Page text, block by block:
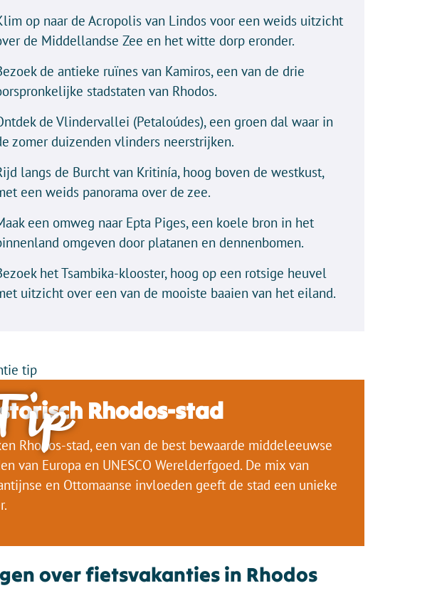
op naar de Acropolis van Lindos voor een weids uitzicht
de Middellandse Zee en het witte dorp eronder.
de antieke ruïnes van Kamiros, een van de drie
stadstaten van Rhodos.
de Vlindervallei (Petaloúdes), een groen dal waar in
zomer duizenden vlinders neerstrijken.
langs de Burcht van Kritinía, hoog boven de westkust,
een weids panorama over de zee.
een omweg naar Epta Piges, een koele bron in het
omgeven door platanen en dennenbomen.
het Tsambika-klooster, hoog op een rotsige heuvel
uitzicht over een van de mooiste baaien van het eiland.
Rhodos-stad
Rhodos-stad, een van de best bewaarde middeleeuwse
van Europa en UNESCO Werelderfgoed. De mix van
en Ottomaanse invloeden geeft de stad een unieke
over fietsvakanties in Rhodos